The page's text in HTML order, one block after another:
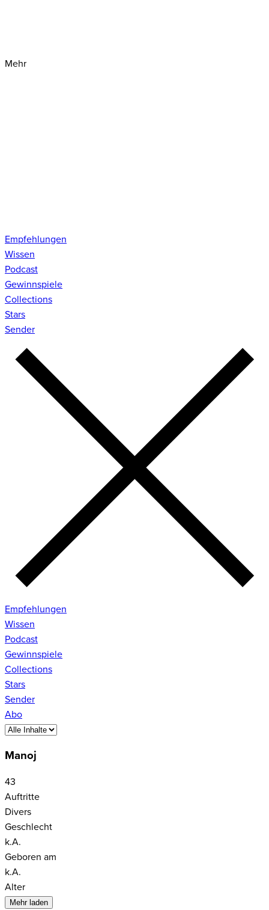
Mehr
Empfehlungen
Wissen
Podcast
Gewinnspiele
Collections
Stars
Sender
Empfehlungen
Wissen
Podcast
Gewinnspiele
Collections
Stars
Sender
Abo
Manoj
43
Auftritte
Divers
Geschlecht
k.A.
Geboren am
k.A.
Alter
Mehr laden